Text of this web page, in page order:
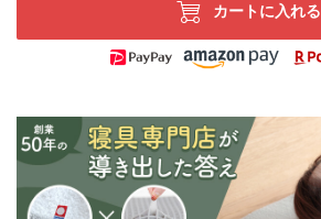
カートに入れる